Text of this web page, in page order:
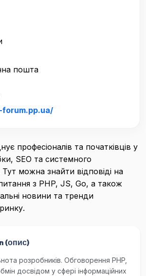
пошта
професіоналів та початківців у
SEO та системного
Тут можна знайти відповіді на
питання з PHP, JS, Go, а також
новини та тренди
(опис)
розробників. Обговорення PHP,
досвідом у сфері інформаційних